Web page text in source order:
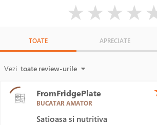
★★★★
TOATE APRECIATE
Vezi toate review-urile
FromFridgePlate
BUCATAR AMATOR
Satioasa si nutritiva